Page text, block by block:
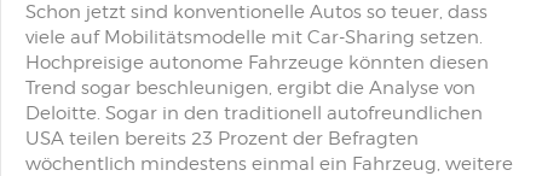
Schon jetzt sind konventionelle Autos so teuer, dass
viele auf Mobilitätsmodelle mit Car-Sharing setzen.
Hochpreisige autonome Fahrzeuge könnten diesen
Trend sogar beschleunigen, ergibt die Analyse von
Deloitte. Sogar in den traditionell autofreundlichen
USA teilen bereits 23 Prozent der Befragten
wöchentlich mindestens einmal ein Fahrzeug, weitere